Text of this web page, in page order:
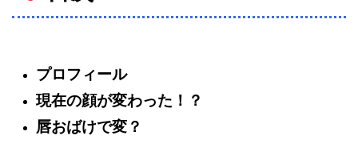
プロフィール
現在の顔が変わった！？
唇おばけで変？